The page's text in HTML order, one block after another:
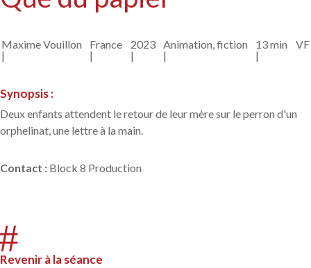
Maxime Vouillon
|
France
|
2023
|
Animation, fiction
|
13 min
|
VF
Synopsis :
Deux enfants attendent le retour de leur mère sur le perron d'un
orphelinat, une lettre à la main.
Contact : Block 8 Production
Revenir à la séance